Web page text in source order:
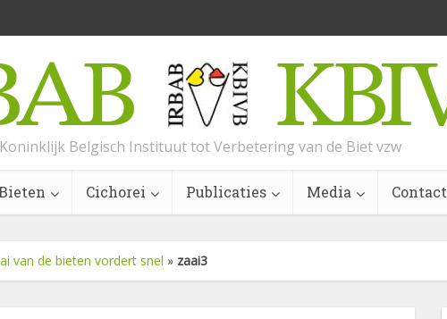
Koninklijk Belgisch Instituut tot Verbetering van de Biet vzw
Cichorei Publicaties Media Contact
van de bieten vordert snel » zaai3